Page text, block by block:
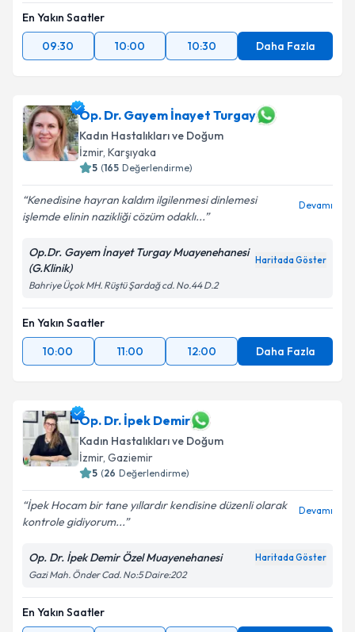
En Yakın Saatler
09:30
10:00 10:30 Daha Fazla
Op. Dr. Gayem İnayet Turgay
Kadın Hastalıkları ve Doğum
İzmir, Karşıyaka
5 (165 Değerlendirme)
Kenedisine hayran kaldım ilgilenmesi dinlemesi
işlemde elinin nazikliği cözüm odaklı...
Devamı
Op.Dr. Gayem İnayet Turgay Muayenehanesi
(G.Klinik)
Haritada Göster
Bahriye Üçok MH. Rüştü Şardağ cd. No.44 D.2
En Yakın Saatler
10:00
11:00 12:00 Daha Fazla
Op. Dr. İpek Demir
Kadın Hastalıkları ve Doğum
İzmir, Gaziemir
5 (26 Değerlendirme)
İpek Hocam bir tane yıllardır kendisine düzenli olarak
kontrole gidiyorum...
Devamı
Op. Dr. İpek Demir Özel Muayenehanesi Haritada Göster
Gazi Mah. Önder Cad. No:5 Daire:202
En Yakın Saatler